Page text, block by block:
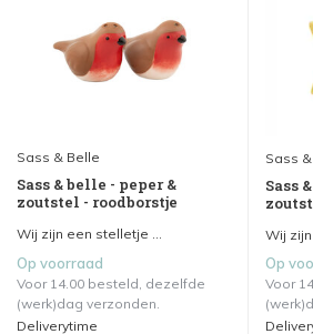
Sass & Belle
Sass & belle - peper &
zoutstel - roodborstje
Wij zijn een stelletje ...
Op voorraad
Voor 14.00 besteld, dezelfde
(werk)dag verzonden.
Deliverytime
Sass
Sass
Wij
Op
Voor